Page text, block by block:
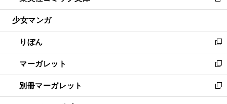
開
ウ
開
く
ン
ウ
で
開
く
ウ
ン
ド
ウ
で
開
く
し
ウ
ィ
ン
ド
ウ
で
開
少女マンガ
りぼん
新
し
い
ウ
ィ
ン
マーガレット
新
し
い
ウ
別冊マーガレット
新
し